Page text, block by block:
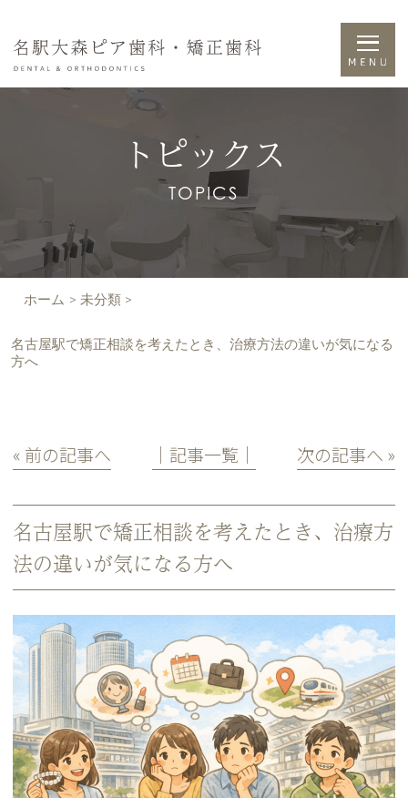
トピックス
TOPICS
ホーム > 未分類 >
名古屋駅で矯正相談を考えたとき、治療方法の違いが気になる
方へ
« 前の記事へ │記事一覧│ 次の記事へ »
名古屋駅で矯正相談を考えたとき、治療方
法の違いが気になる方へ